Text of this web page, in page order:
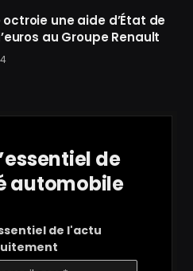
octroie une aide d’État de
au Groupe Renault
de
automobile
de l'actu